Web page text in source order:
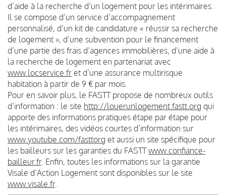
d’aide à la recherche d’un logement pour les intérimaires.
Il se compose d’un service d’accompagnement
personnalisé, d’un kit de candidature « réussir sa recherche
de logement », d’une subvention pour le financement
d’une partie des frais d’agences immobilières, d’une aide à
la recherche de logement en partenariat avec
www.locservice.fr et d’une assurance multirisque
habitation à partir de 9 € par mois.
Pour en savoir plus, le FASTT propose de nombreux outils
d’information : le site http://louerunlogement.fastt.org qui
apporte des informations pratiques étape par étape pour
les intérimaires, des vidéos courtes d’information sur
www.youtube.com/fasttorg et aussi un site spécifique pour
les bailleurs sur les garanties du FASTTwww.confiance-
bailleur.fr. Enfin, toutes les informations sur la garantie
Visale d’Action Logement sont disponibles sur le site
www.visale.fr.